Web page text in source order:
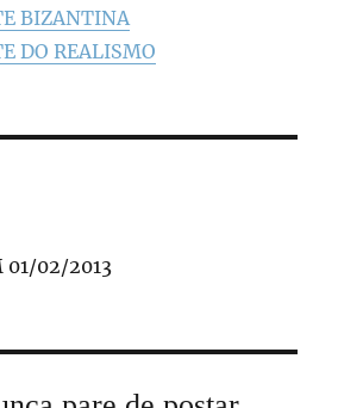
BIZANTINA
DO REALISMO
01/02/2013